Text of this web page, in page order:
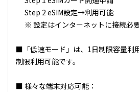
Step 2 eSIM設定→利用可能
※ 設定はインターネットに接続必要
■「低速モード」は、1日制限容量利
制限利用可能です。
■ 様々な端末対応可能：